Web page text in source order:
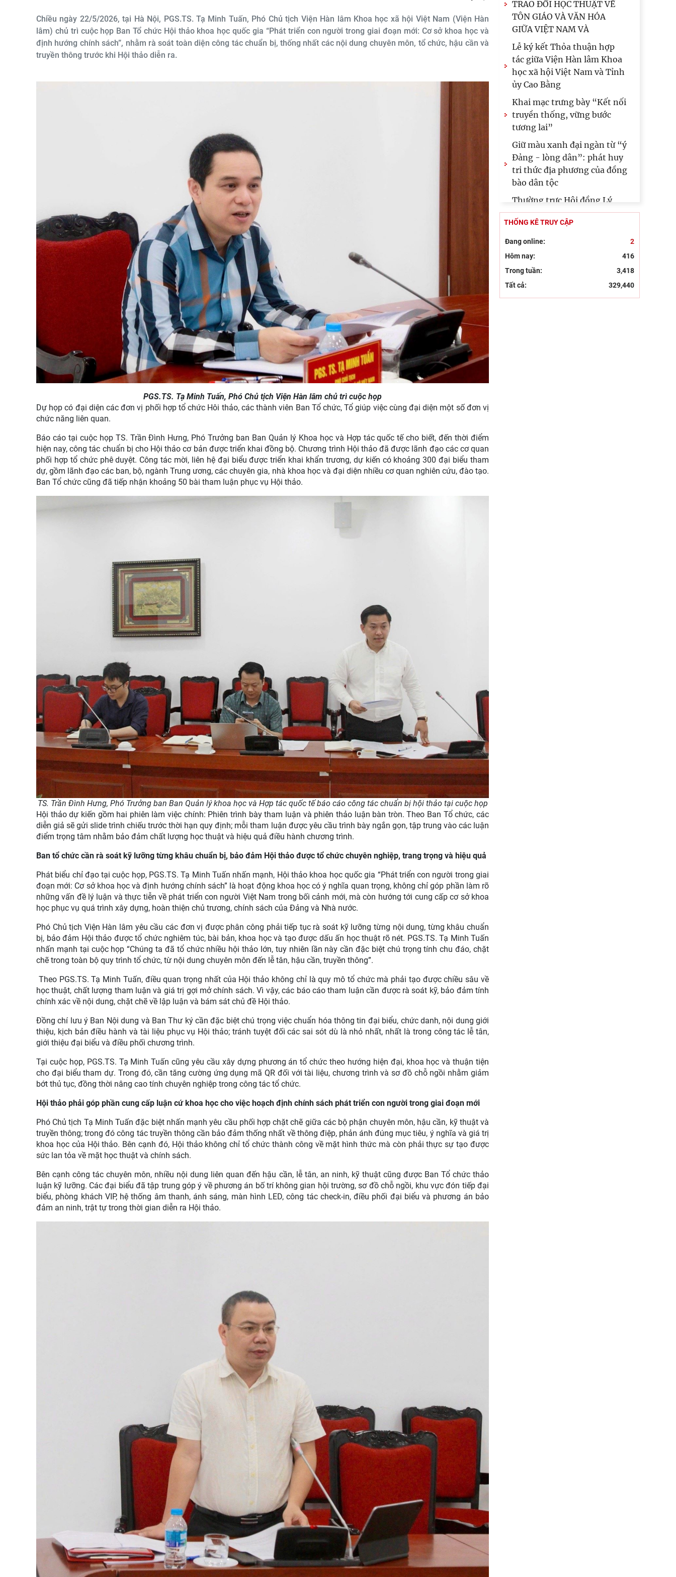
Chiều ngày 22/5/2026, tại Hà Nội, PGS.TS. Tạ Minh Tuấn, Phó Chủ tịch Viện Hàn lâm Khoa học xã hội Việt Nam (Viện Hàn
lâm) chủ trì cuộc họp Ban Tổ chức Hội thảo khoa học quốc gia “Phát triển con người trong giai đoạn mới: Cơ sở khoa học và
định hướng chính sách”, nhằm rà soát toàn diện công tác chuẩn bị, thống nhất các nội dung chuyên môn, tổ chức, hậu cần và
truyền thông trước khi Hội thảo diễn ra.
PGS.TS. Tạ Minh Tuấn, Phó Chủ tịch Viện Hàn lâm chủ trì cuộc họp
Dự họp có đại diện các đơn vị phối hợp tổ chức Hôi thảo, các thành viên Ban Tổ chức, Tổ giúp việc cùng đại diện một số đơn vị
chức năng liên quan.
Báo cáo tại cuộc họp TS. Trần Đình Hưng, Phó Trưởng ban Ban Quản lý Khoa học và Hợp tác quốc tế cho biết, đến thời điểm
hiện nay, công tác chuẩn bị cho Hội thảo cơ bản được triển khai đồng bộ. Chương trình Hội thảo đã được lãnh đạo các cơ quan
phối hợp tổ chức phê duyệt. Công tác mời, liên hệ đại biểu được triển khai khẩn trương, dự kiến có khoảng 300 đại biểu tham
dự, gồm lãnh đạo các ban, bộ, ngành Trung ương, các chuyên gia, nhà khoa học và đại diện nhiều cơ quan nghiên cứu, đào tạo.
Ban Tổ chức cũng đã tiếp nhận khoảng 50 bài tham luận phục vụ Hội thảo.
TS. Trần Đình Hưng, Phó Trưởng ban Ban Quản lý khoa học và Hợp tác quốc tế báo cáo công tác chuẩn bị hội thảo tại cuộc họp
Hội thảo dự kiến gồm hai phiên làm việc chính: Phiên trình bày tham luận và phiên thảo luận bàn tròn. Theo Ban Tổ chức, các
diễn giả sẽ gửi slide trình chiếu trước thời hạn quy định; mỗi tham luận được yêu cầu trình bày ngắn gọn, tập trung vào các luận
điểm trọng tâm nhằm bảo đảm chất lượng học thuật và hiệu quả điều hành chương trình.
Ban tổ chức cần rà soát kỹ lưỡng từng khâu chuẩn bị, bảo đảm Hội thảo được tổ chức chuyên nghiệp, trang trọng và hiệu quả
Phát biểu chỉ đạo tại cuộc họp, PGS.TS. Tạ Minh Tuấn nhấn mạnh, Hội thảo khoa học quốc gia “Phát triển con người trong giai
đoạn mới: Cơ sở khoa học và định hướng chính sách” là hoạt động khoa học có ý nghĩa quan trọng, không chỉ góp phần làm rõ
những vấn đề lý luận và thực tiễn về phát triển con người Việt Nam trong bối cảnh mới, mà còn hướng tới cung cấp cơ sở khoa
học phục vụ quá trình xây dựng, hoàn thiện chủ trương, chính sách của Đảng và Nhà nước.
Phó Chủ tịch Viện Hàn lâm yêu cầu các đơn vị được phân công phải tiếp tục rà soát kỹ lưỡng từng nội dung, từng khâu chuẩn
bị, bảo đảm Hội thảo được tổ chức nghiêm túc, bài bản, khoa học và tạo được dấu ấn học thuật rõ nét. PGS.TS. Tạ Minh Tuấn
nhấn mạnh tại cuộc họp “Chúng ta đã tổ chức nhiều hội thảo lớn, tuy nhiên lần này cần đặc biệt chú trọng tính chu đáo, chặt
chẽ trong toàn bộ quy trình tổ chức, từ nội dung chuyên môn đến lễ tân, hậu cần, truyền thông”.
Theo PGS.TS. Tạ Minh Tuấn, điều quan trọng nhất của Hội thảo không chỉ là quy mô tổ chức mà phải tạo được chiều sâu về
học thuật, chất lượng tham luận và giá trị gợi mở chính sách. Vì vậy, các báo cáo tham luận cần được rà soát kỹ, bảo đảm tính
chính xác về nội dung, chặt chẽ về lập luận và bám sát chủ đề Hội thảo.
Đồng chí lưu ý Ban Nội dung và Ban Thư ký cần đặc biệt chú trọng việc chuẩn hóa thông tin đại biểu, chức danh, nội dung giới
thiệu, kịch bản điều hành và tài liệu phục vụ Hội thảo; tránh tuyệt đối các sai sót dù là nhỏ nhất, nhất là trong công tác lễ tân,
giới thiệu đại biểu và điều phối chương trình.
Tại cuộc họp, PGS.TS. Tạ Minh Tuấn cũng yêu cầu xây dựng phương án tổ chức theo hướng hiện đại, khoa học và thuận tiện
cho đại biểu tham dự. Trong đó, cần tăng cường ứng dụng mã QR đối với tài liệu, chương trình và sơ đồ chỗ ngồi nhằm giảm
bớt thủ tục, đồng thời nâng cao tính chuyên nghiệp trong công tác tổ chức.
Hội thảo phải góp phần cung cấp luận cứ khoa học cho việc hoạch định chính sách phát triển con người trong giai đoạn mới
Phó Chủ tịch Tạ Minh Tuấn đặc biệt nhấn mạnh yêu cầu phối hợp chặt chẽ giữa các bộ phận chuyên môn, hậu cần, kỹ thuật và
truyền thông; trong đó công tác truyền thông cần bảo đảm thống nhất về thông điệp, phản ánh đúng mục tiêu, ý nghĩa và giá trị
khoa học của Hội thảo. Bên cạnh đó, Hội thảo không chỉ tổ chức thành công về mặt hình thức mà còn phải thực sự tạo được
sức lan tỏa về mặt học thuật và chính sách.
Bên cạnh công tác chuyên môn, nhiều nội dung liên quan đến hậu cần, lễ tân, an ninh, kỹ thuật cũng được Ban Tổ chức thảo
luận kỹ lưỡng. Các đại biểu đã tập trung góp ý về phương án bố trí không gian hội trường, sơ đồ chỗ ngồi, khu vực đón tiếp đại
biểu, phòng khách VIP, hệ thống âm thanh, ánh sáng, màn hình LED, công tác check-in, điều phối đại biểu và phương án bảo
đảm an ninh, trật tự trong thời gian diễn ra Hội thảo.
TRAO ĐỔI HỌC THUẬT VỀ
TÔN GIÁO VÀ VĂN HÓA
GIỮA VIỆT NAM VÀ
Lễ ký kết Thỏa thuận hợp
tác giữa Viện Hàn lâm Khoa
học xã hội Việt Nam và Tỉnh
ủy Cao Bằng
Khai mạc trưng bày “Kết nối
truyền thống, vững bước
tương lai”
Giữ màu xanh đại ngàn từ “ý
Đảng - lòng dân”: phát huy
tri thức địa phương của đồng
bào dân tộc
Thường trực Hội đồng Lý
luận Trung ương làm việc
với Tiểu ban Văn hóa - Xã
hội - Văn học, nghệ
THỐNG KÊ TRUY CẬP
Đang online:
2
Hôm nay:
416
Trong tuần:
3,418
Tất cả:
329,440